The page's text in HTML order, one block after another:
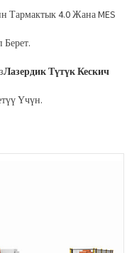
Тармактык 4.0 Жана MES
Лазердик Түтүк Кескич
Үчүн.